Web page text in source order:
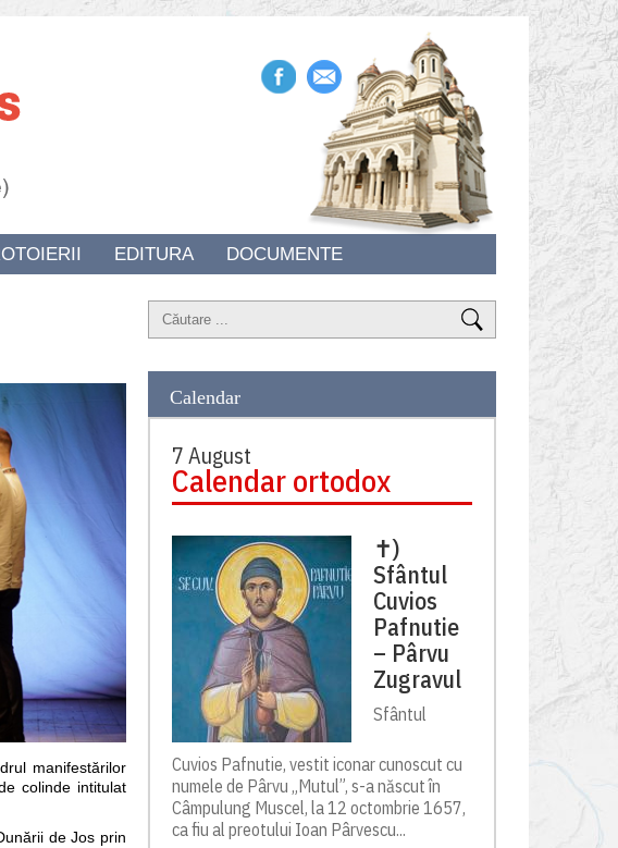
EDITURA DOCUMENTE
manifestărilor
colinde intitulat
de Jos prin
Calendar
7 August
Calendar ortodox
✝)
Sfântul
Cuvios
Pafnutie
– Pârvu
Zugravul
Sfântul
Cuvios Pafnutie, vestit iconar cunoscut cu
numele de Pârvu „Mutul”, s-a născut în
Câmpulung Muscel, la 12 octombrie 1657,
ca fiu al preotului Ioan Pârvescu...